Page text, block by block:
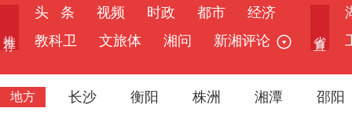
头 条 视频 时政 都市
经济
教科卫
文旅体 湘问 新湘评论
地方 长沙 衡阳 株洲 湘潭 邵阳